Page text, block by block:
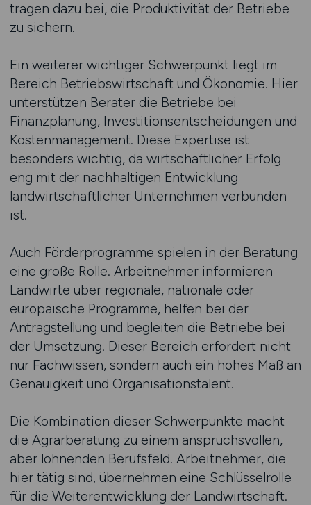
tragen dazu bei, die Produktivität der Betriebe
zu sichern.
Ein weiterer wichtiger Schwerpunkt liegt im
Bereich Betriebswirtschaft und Ökonomie. Hier
unterstützen Berater die Betriebe bei
Finanzplanung, Investitionsentscheidungen und
Kostenmanagement. Diese Expertise ist
besonders wichtig, da wirtschaftlicher Erfolg
eng mit der nachhaltigen Entwicklung
landwirtschaftlicher Unternehmen verbunden
ist.
Auch Förderprogramme spielen in der Beratung
eine große Rolle. Arbeitnehmer informieren
Landwirte über regionale, nationale oder
europäische Programme, helfen bei der
Antragstellung und begleiten die Betriebe bei
der Umsetzung. Dieser Bereich erfordert nicht
nur Fachwissen, sondern auch ein hohes Maß an
Genauigkeit und Organisationstalent.
Die Kombination dieser Schwerpunkte macht
die Agrarberatung zu einem anspruchsvollen,
aber lohnenden Berufsfeld. Arbeitnehmer, die
hier tätig sind, übernehmen eine Schlüsselrolle
für die Weiterentwicklung der Landwirtschaft.